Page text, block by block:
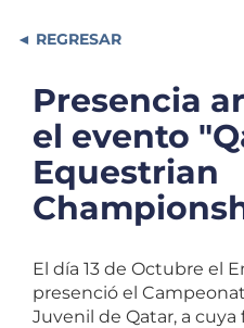
REGRESAR
Presencia
el evento
Equestrian
El día 13 de Octubre el
presenció el
Juvenil de Qatar, a